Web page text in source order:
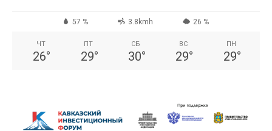
57 % 3.8kmh 26 %
ЧТ
26°
ПТ
29°
СБ
30°
ВС
29°
ПН
29°